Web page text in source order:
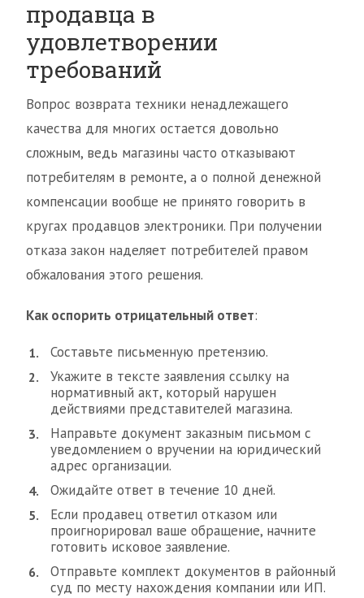
продавца в
удовлетворении
требований
Вопрос возврата техники ненадлежащего
качества для многих остается довольно
сложным, ведь магазины часто отказывают
потребителям в ремонте, а о полной денежной
компенсации вообще не принято говорить в
кругах продавцов электроники. При получении
отказа закон наделяет потребителей правом
обжалования этого решения.
Как оспорить отрицательный ответ:
Составьте письменную претензию.
Укажите в тексте заявления ссылку на
нормативный акт, который нарушен
действиями представителей магазина.
Направьте документ заказным письмом с
уведомлением о вручении на юридический
адрес организации.
Ожидайте ответ в течение 10 дней.
Если продавец ответил отказом или
проигнорировал ваше обращение, начните
готовить исковое заявление.
Отправьте комплект документов в районный
суд по месту нахождения компании или ИП.